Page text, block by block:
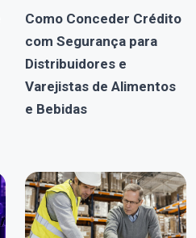
Como Conceder Crédito
com Segurança para
Distribuidores e
Varejistas de Alimentos
e Bebidas